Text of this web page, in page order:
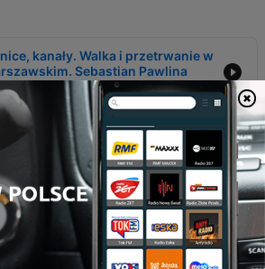
kanały. Walka i przetrwanie w
Sebastian Pawlina
Chruszczowie. Od republiki
lidera Azji Centralnej. Dr Dimitrij
Wielka Brytania w czasie II
- cz. 3 – Prof. Jacek Tebinka